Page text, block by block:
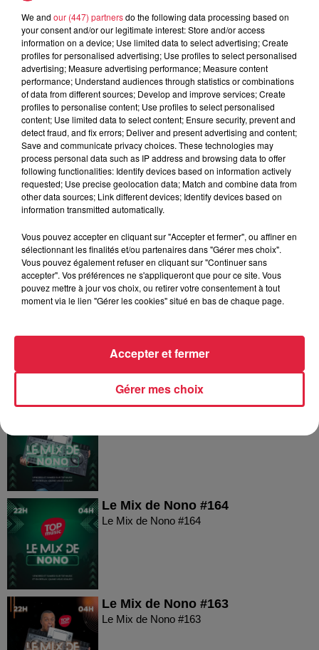
5 août 2026
Europa-Park : des précisons sur
l’après Euro-Mir
Dans la même série
Le Mix de Nono #167
Le Mix de Nono #166
Le Mix de Nono #165
Le Mix de Nono #164
Le Mix de Nono #164
Le Mix de Nono #163
Le Mix de Nono #163
We and our (447) partnersdo the following data processing based on
your consent and/or our legitimate interest: Store and/or access
information on a device; Use limited data to select advertising; Create
profiles for personalised advertising; Use profiles to select personalised
advertising; Measure advertising performance; Measure content
performance; Understand audiences through statistics or combinations
of data from different sources; Develop and improve services; Create
profiles to personalise content; Use profiles to select personalised
content; Use limited data to select content; Ensure security, prevent and
detect fraud, and fix errors; Deliver and present advertising and content;
Save and communicate privacy choices. These technologies may
process personal data such as IP address and browsing data to offer
following functionalities: Identify devices based on information actively
requested; Use precise geolocation data; Match and combine data from
other data sources; Link different devices; Identify devices based on
information transmitted automatically.
Vous pouvez accepter en cliquant sur "Accepter et fermer", ou affiner en
sélectionnant les finalités et/ou partenaires dans "Gérer mes choix".
Vous pouvez également refuser en cliquant sur "Continuer sans
accepter". Vos préférences ne s'appliqueront que pour ce site. Vous
pouvez mettre à jour vos choix, ou retirer votre consentement à tout
moment via le lien "Gérer les cookies" situé en bas de chaque page.
Gérer mes choix
Accepter et fermer